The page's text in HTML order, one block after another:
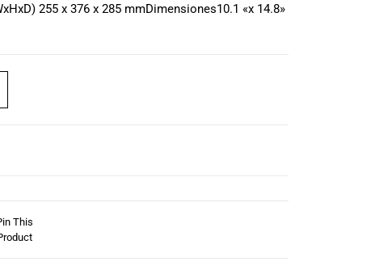
255 x 376 x 285 mmDimensiones10.1 «x 14.8»
This